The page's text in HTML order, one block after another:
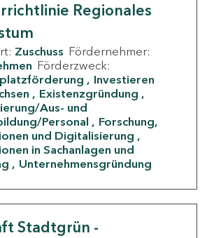
Regionales
Zuschuss Fördernehmer:
Förderzweck:
Investieren
Existenzgründung
Aus- und
Personal
Forschung,
und Digitalisierung
in Sachanlagen und
Unternehmensgründung
Stadtgrün -